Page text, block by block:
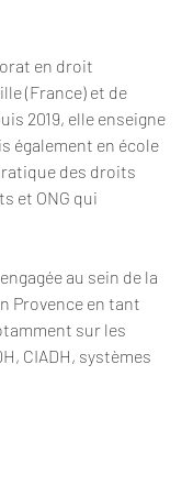
en droit
(France) et de
2019, elle enseigne
également en école
des droits
et ONG qui
au sein de la
Provence en tant
sur les
CIADH, systèmes